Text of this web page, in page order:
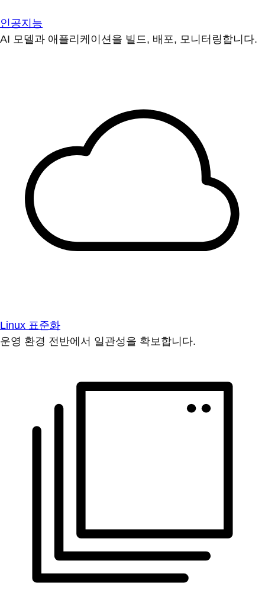
인공지능
AI 모델과 애플리케이션을 빌드, 배포, 모니터링합니다.
Linux 표준화
운영 환경 전반에서 일관성을 확보합니다.